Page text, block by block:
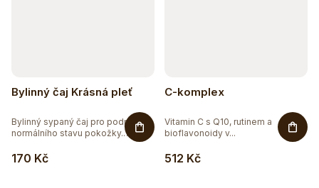
Bylinný čaj Krásná pleť
170 Kč
Bylinný sypaný čaj pro podporu
normálního stavu pokožky.
C-komplex
512 Kč
Vitamin C s Q10, rutinem a
bioflavonoidy v...